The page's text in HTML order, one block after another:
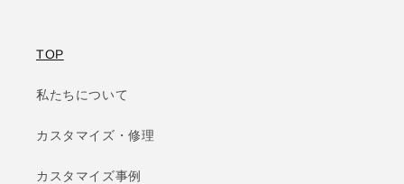
TOP
私たちについて
カスタマイズ・修理
カスタマイズ事例